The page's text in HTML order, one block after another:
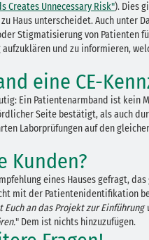
Creates Unnecessary Risk"). Dies
Haus unterscheidet. Auch
Stigmatisierung von Patienten
und zu informieren,
eine CE-
Ein Patientenarmband ist kein
Seite bestätigt, als auch
Laborprüfungen auf den
Kunden?
eines Hauses gefragt,
mit der Patientenidentifikation
Euch an das Projekt zur
" Dem ist nichts hinzuzufügen.